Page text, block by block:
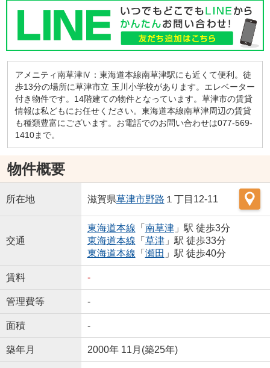
アメニティ南草津Ⅳ：東海道本線南草津駅にも近くて便利。徒
歩13分の場所に草津市立 玉川小学校があります。エレベーター
付き物件です。14階建ての物件となっています。草津市の賃貸
情報は私どもにお任せください。東海道本線南草津周辺の賃貸
も種類豊富にございます。お電話でのお問い合わせは077-569-
1410まで。
物件概要
所在地 滋賀県草津市野路 １丁目12-11
交通
東海道本線 「 南草津」駅 徒歩3分
東海道本線 「 草津」駅 徒歩33分
東海道本線 「 瀬田 」駅 徒歩40分
賃料 -
管理費等 -
面積 -
築年月 2000年 11月(築25年)